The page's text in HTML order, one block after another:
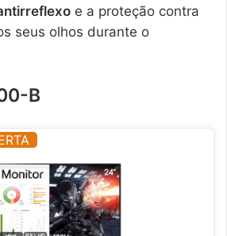
e a proteção contra
seus olhos durante o
B